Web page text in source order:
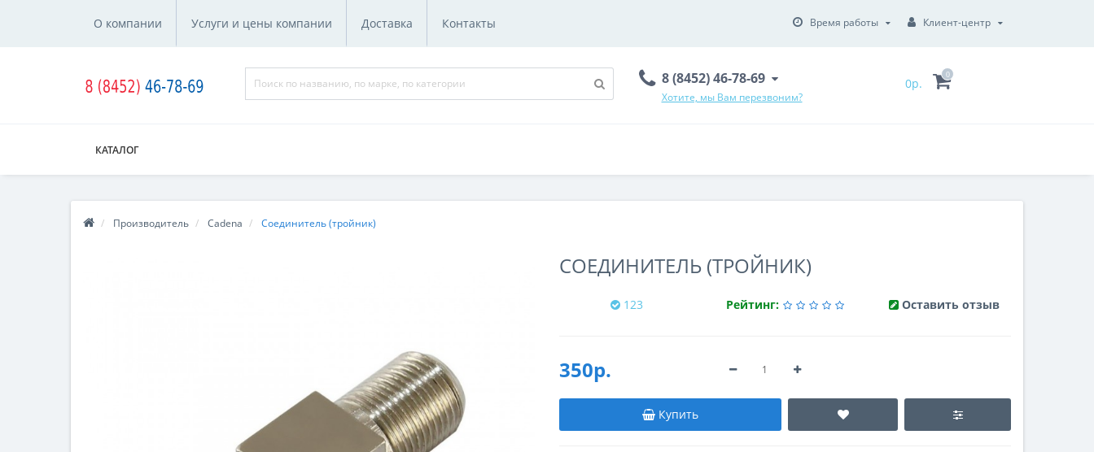
О компании Услуги и цены компании Доставка Контакты Время работы Клиент-центр
8 (8452) 46-78-69
Хотите, мы Вам перезвоним?
0р.
0
КАТАЛОГ
Производитель Cadena Соединитель (тройник)
СОЕДИНИТЕЛЬ (ТРОЙНИК)
123 Рейтинг: Оставить отзыв
350р.
Купить